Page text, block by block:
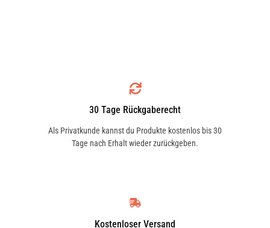
30 Tage Rückgaberecht
Als Privatkunde kannst du Produkte kostenlos bis 30
Tage nach Erhalt wieder zurückgeben.
Kostenloser Versand